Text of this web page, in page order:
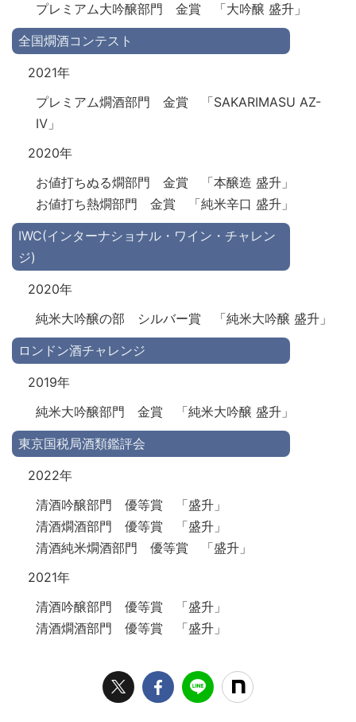
プレミアム大吟醸部門 金賞 「大吟醸 盛升」
全国燗酒コンテスト
2021年
プレミアム燗酒部門 金賞 「SAKARIMASU AZ-
Ⅳ」
2020年
お値打ちぬる燗部門 金賞 「本醸造 盛升」
お値打ち熱燗部門 金賞 「純米辛口 盛升」
IWC(インターナショナル・ワイン・チャレン
ジ)
2020年
純米大吟醸の部 シルバー賞 「純米大吟醸 盛升」
ロンドン酒チャレンジ
2019年
純⽶⼤吟醸部門 金賞 「純米大吟醸 盛升」
東京国税局酒類鑑評会
2022年
清酒吟醸部門 優等賞 「盛升」
清酒燗酒部門 優等賞 「盛升」
清酒純米燗酒部門 優等賞 「盛升」
2021年
清酒吟醸部門 優等賞 「盛升」
清酒燗酒部門 優等賞 「盛升」